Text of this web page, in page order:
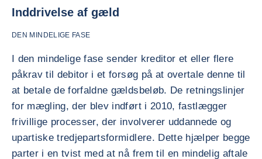
Inddrivelse af gæld
DEN MINDELIGE FASE
I den mindelige fase sender kreditor et eller flere
påkrav til debitor i et forsøg på at overtale denne til
at betale de forfaldne gældsbeløb. De retningslinjer
for mægling, der blev indført i 2010, fastlægger
frivillige processer, der involverer uddannede og
upartiske tredjepartsformidlere. Dette hjælper begge
parter i en tvist med at nå frem til en mindelig aftale